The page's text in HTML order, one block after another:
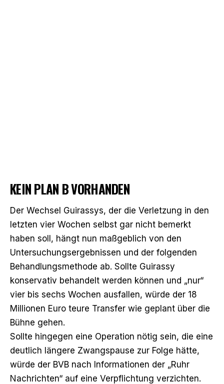
KEIN PLAN B VORHANDEN
Der Wechsel Guirassys, der die Verletzung in den
letzten vier Wochen selbst gar nicht bemerkt
haben soll, hängt nun maßgeblich von den
Untersuchungsergebnissen und der folgenden
Behandlungsmethode ab. Sollte Guirassy
konservativ behandelt werden können und „nur“
vier bis sechs Wochen ausfallen, würde der 18
Millionen Euro teure Transfer wie geplant über die
Bühne gehen.
Sollte hingegen eine Operation nötig sein, die eine
deutlich längere Zwangspause zur Folge hätte,
würde der BVB nach Informationen der „Ruhr
Nachrichten“ auf eine Verpflichtung verzichten.